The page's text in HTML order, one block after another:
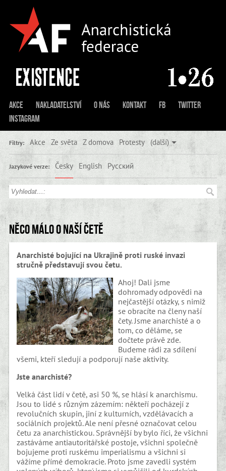
Akce Nakladatelství O nás Kontakt FB
Twitter
Instagram
Filtry: Akce Ze světa Z domova Protesty (další)
Jazykové verze: Česky English Русский
Něco málo o naší četě
Anarchisté bojující na Ukrajině proti ruské invazi
stručně představují svou četu.
Ahoj! Dali jsme
dohromady odpovědi na
nejčastější otázky, s nimiž
se obracíte na členy naší
čety. Jsme anarchisté a o
tom, co děláme, se
dočtete právě zde.
Budeme rádi za sdílení
všemi, kteří sledují a podporují naše aktivity.
Jste anarchisté?
Velká část lidí v četě, asi 50 %, se hlásí k anarchismu.
Jsou to lidé s různým zázemím: někteří pocházejí z
revolučních skupin, jiní z kulturních, vzdělávacích a
sociálních projektů. Ale není přesné označovat celou
četu za anarchistickou. Správnější by bylo říci, že všichni
zastáváme antiautoritářské postoje, všichni společně
bojujeme proti ruskému imperialismu a všichni si
vážíme přímé demokracie. Proto jsme zavedli systém